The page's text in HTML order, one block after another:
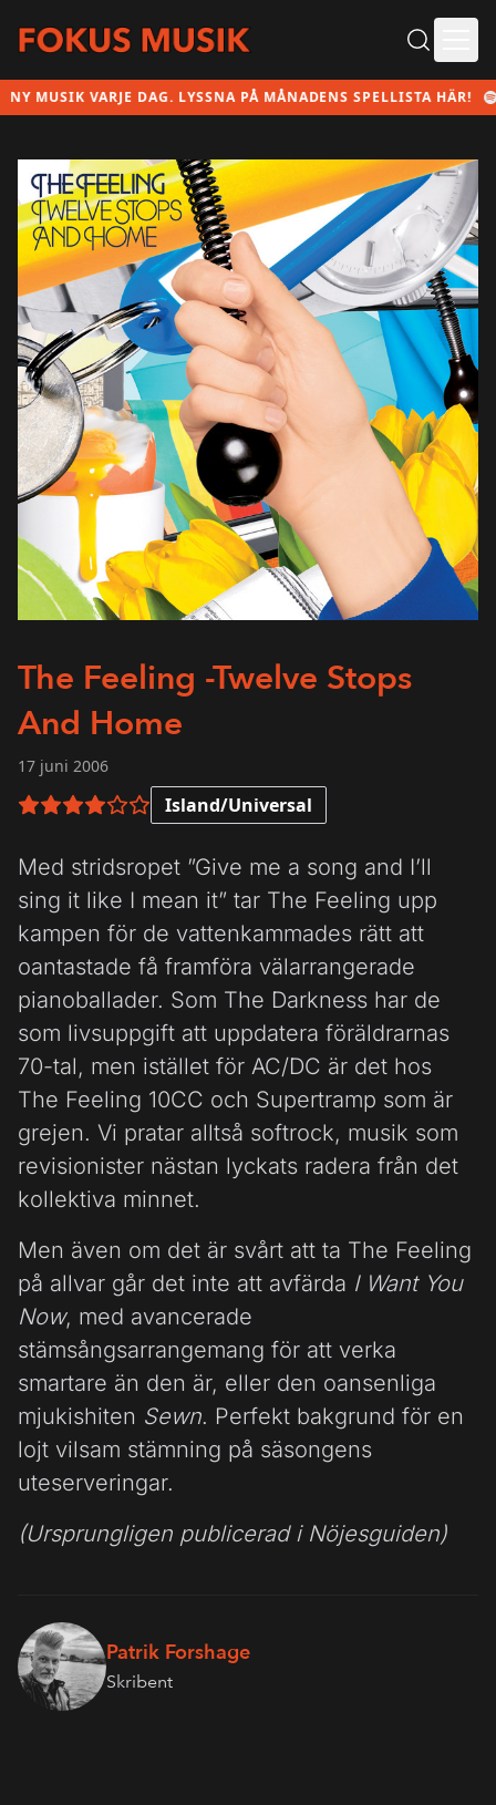
VARJE DAG. LYSSNA PÅ MÅNADENS SPELLISTA HÄR!
The Feeling -Twelve Stops
And Home
17 juni 2006
4 av 6 i betyg Island/Universal
Med stridsropet ”Give me a song and I’ll
sing it like I mean it” tar The Feeling upp
kampen för de vattenkammades rätt att
oantastade få framföra välarrangerade
pianoballader. Som The Darkness har de
som livsuppgift att uppdatera föräldrarnas
70-tal, men istället för AC/DC är det hos
The Feeling 10CC och Supertramp som är
grejen. Vi pratar alltså softrock, musik som
revisionister nästan lyckats radera från det
kollektiva minnet.
Men även om det är svårt att ta The Feeling
på allvar går det inte att avfärda I Want You
Now, med avancerade
stämsångsarrangemang för att verka
smartare än den är, eller den oansenliga
mjukishiten Sewn. Perfekt bakgrund för en
lojt vilsam stämning på säsongens
uteserveringar.
(Ursprungligen publicerad i Nöjesguiden)
Patrik Forshage
Skribent